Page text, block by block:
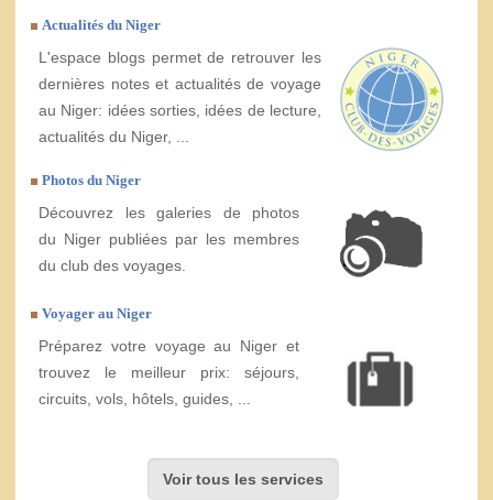
Actualités du Niger
L'espace blogs permet de retrouver les
dernières notes et actualités de voyage
au Niger: idées sorties, idées de lecture,
actualités du Niger, ...
Photos du Niger
Découvrez les galeries de photos
du Niger publiées par les membres
du club des voyages.
Voyager au Niger
Préparez votre voyage au Niger et
trouvez le meilleur prix: séjours,
circuits, vols, hôtels, guides, ...
Voir tous les services